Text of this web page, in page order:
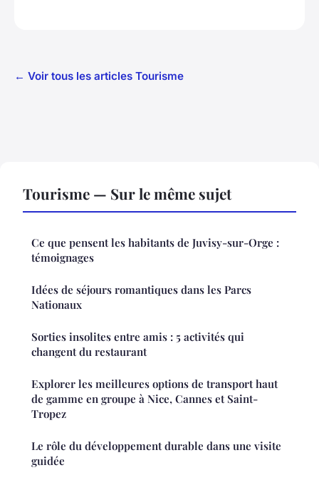
← Voir tous les articles Tourisme
Tourisme — Sur le même sujet
Ce que pensent les habitants de Juvisy-sur-Orge :
témoignages
Idées de séjours romantiques dans les Parcs
Nationaux
Sorties insolites entre amis : 5 activités qui
changent du restaurant
Explorer les meilleures options de transport haut
de gamme en groupe à Nice, Cannes et Saint-
Tropez
Le rôle du développement durable dans une visite
guidée